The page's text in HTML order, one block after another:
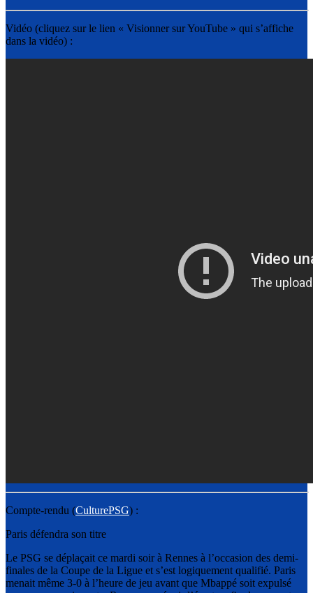
Vidéo (cliquez sur le lien « Visionner sur YouTube » qui s’affiche
dans la vidéo) :
Compte-rendu (CulturePSG) :
Paris défendra son titre
Le PSG se déplaçait ce mardi soir à Rennes à l’occasion des demi-
finales de la Coupe de la Ligue et s’est logiquement qualifié. Paris
menait même 3-0 à l’heure de jeu avant que Mbappé soit expulsé